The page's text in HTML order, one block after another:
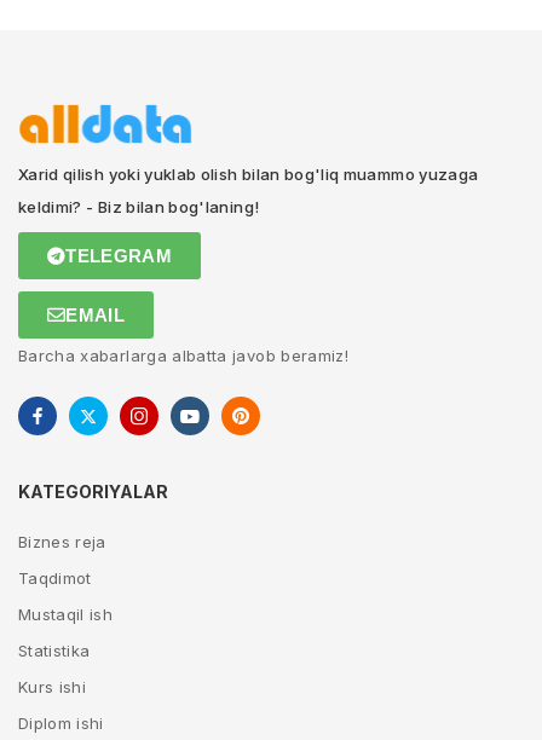
Xarid qilish yoki yuklab olish bilan bog'liq muammo yuzaga
keldimi? - Biz bilan bog'laning!
TELEGRAM
EMAIL
Barcha xabarlarga albatta javob beramiz!
KATEGORIYALAR
Biznes reja
Taqdimot
Mustaqil ish
Statistika
Kurs ishi
Diplom ishi